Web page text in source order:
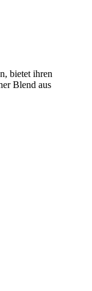
bietet ihren
Blend aus